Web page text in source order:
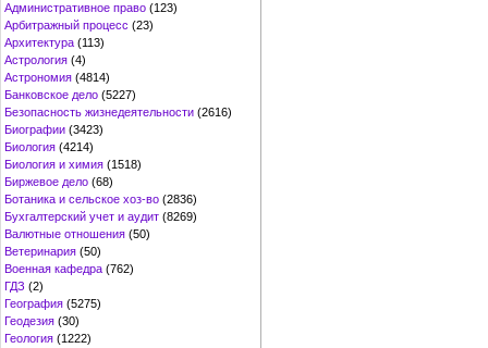
Административное право (123)
Арбитражный процесс (23)
Архитектура (113)
Астрология (4)
Астрономия (4814)
Банковское дело (5227)
Безопасность жизнедеятельности (2616)
Биографии (3423)
Биология (4214)
Биология и химия (1518)
Биржевое дело (68)
Ботаника и сельское хоз-во (2836)
Бухгалтерский учет и аудит (8269)
Валютные отношения (50)
Ветеринария (50)
Военная кафедра (762)
ГДЗ (2)
География (5275)
Геодезия (30)
Геология (1222)